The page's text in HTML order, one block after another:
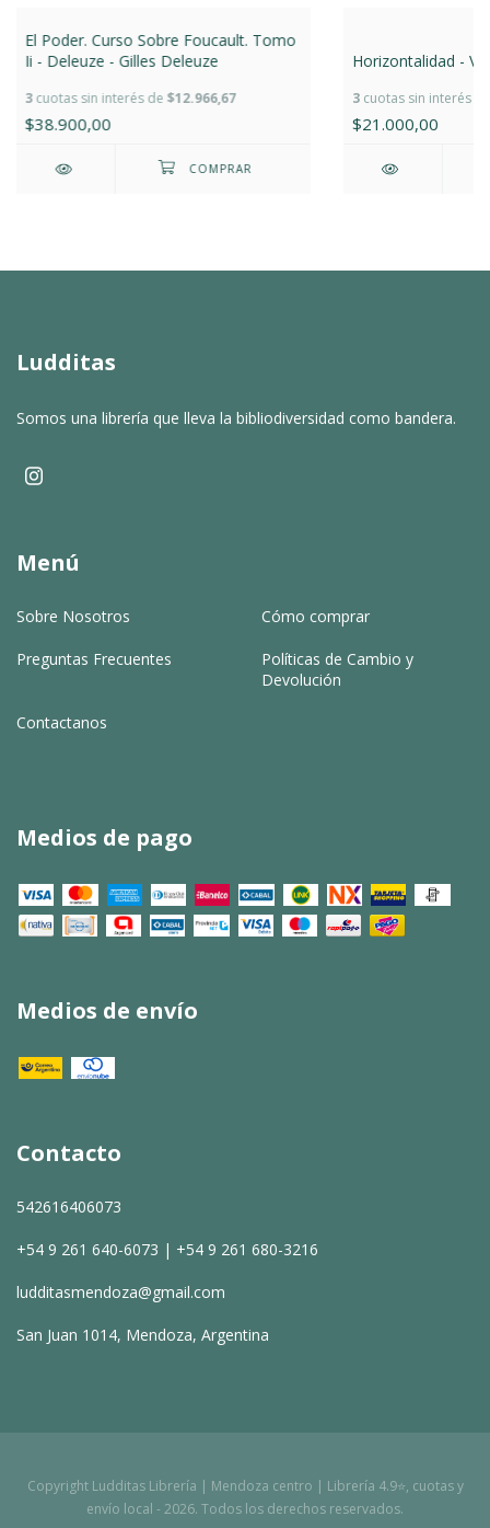
El Poder. Curso Sobre Foucault. Tomo
Ii - Deleuze - Gilles Deleuze
3cuotas sin interés de $12.966,67
$38.900,00
Horizontalidad -
3cuotas sin interés
$21.000,00
Ludditas
Somos una librería que lleva la bibliodiversidad como bandera.
Menú
Sobre Nosotros Cómo comprar
Preguntas Frecuentes
Políticas de Cambio y
Devolución
Contactanos
Medios de pago
Medios de envío
Contacto
542616406073
+54 9 261 640-6073 | +54 9 261 680-3216
ludditasmendoza@gmail.com
San Juan 1014, Mendoza, Argentina
Copyright Ludditas Librería | Mendoza centro | Librería 4.9⭐, cuotas y
envío local - 2026. Todos los derechos reservados.